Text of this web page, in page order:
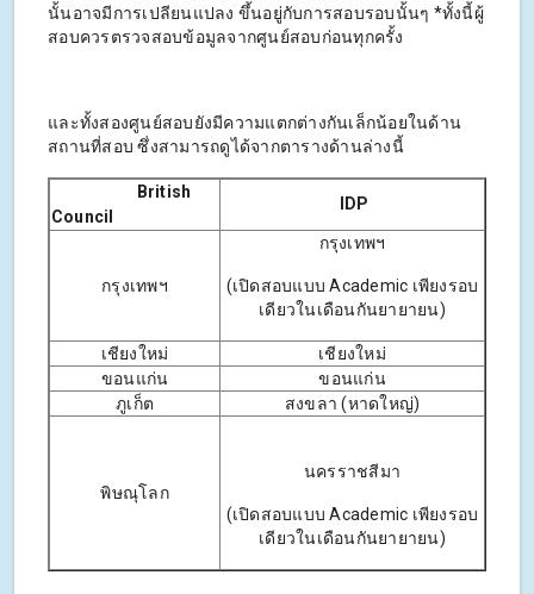
นั้นอาจมีการเปลียนแปลง ขึ้นอยู่กับการสอบรอบนั้นๆ *ทั้งนี้ผู้
สอบควรตรวจสอบข้อมูลจากศูนย์สอบก่อนทุกครั้ง
และทั้งสองศูนย์สอบยังมีความแตกต่างกันเล็กน้อยในด้าน
สถานที่สอบ ซึ่งสามารถดูได้จากตารางด้านล่างนี้
British
Council
IDP
กรุงเทพฯ
กรุงเทพฯ
(เปิดสอบแบบ Academic เพียงรอบ
เดียวในเดือนกันยายายน)
เชียงใหม่
เชียงใหม่
ขอนแก่น
ขอนแก่น
ภูเก็ต
สงขลา (หาดใหญ่)
พิษณุโลก
นครราชสีมา
(เปิดสอบแบบ Academic เพียงรอบ
เดียวในเดือนกันยายายน)